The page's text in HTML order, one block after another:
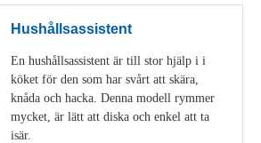
Hushållsassistent
En hushållsassistent är till stor hjälp i i
köket för den som har svårt att skära,
knåda och hacka. Denna modell rymmer
mycket, är lätt att diska och enkel att ta
isär.